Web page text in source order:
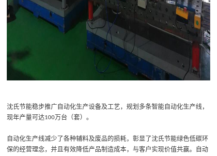
沈氏节能稳步推广自动化生产设备及工艺，规划 多条智能自动化生产线 ，
现年产量可达100万台（套）。
自动化生产线减少了各种辅料及废品的损耗，彰显了沈氏节能绿色低碳环
保的经营理念，并且有效降低产品制造成本，与客户实现价值共赢。
自动